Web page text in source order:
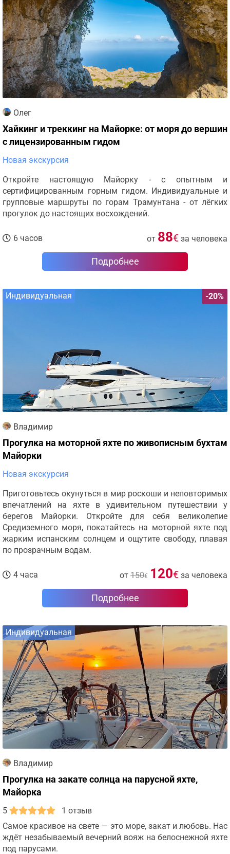
Олег
Хайкинг и треккинг на Майорке: от моря до вершин
с лицензированным гидом
Новая экскурсия
Откройте настоящую Майорку - с опытным и
сертифицированным горным гидом. Индивидуальные и
групповые маршруты по горам Трамунтана - от лёгких
прогулок до настоящих восхождений.
6 часов от 88€ за человека
Подробнее
-20%
Индивидуальная
Владимир
Прогулка на моторной яхте по живописным бухтам
Майорки
Новая экскурсия
Приготовьтесь окунуться в мир роскоши и неповторимых
впечатлений на яхте в удивительном путешествии у
берегов Майорки. Откройте для себя великолепие
Средиземного моря, покатайтесь на моторной яхте под
жарким испанским солнцем и ощутите свободу, плавая
по прозрачным водам.
4 часа от 150€ 120€ за человека
Подробнее
Индивидуальная
Владимир
Прогулка на закате солнца на парусной яхте,
Майорка
5
1 отзыв
Самое красивое на свете — это море, закат и любовь. Нас
ждёт незабываемый вечерний вояж на белоснежной яхте
под парусами.